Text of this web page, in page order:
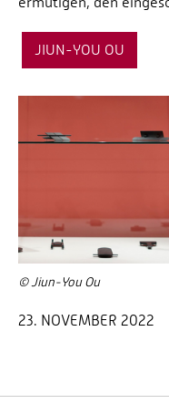
JIUN-YOU OU
© Jiun-You Ou
23. NOVEMBER 2022